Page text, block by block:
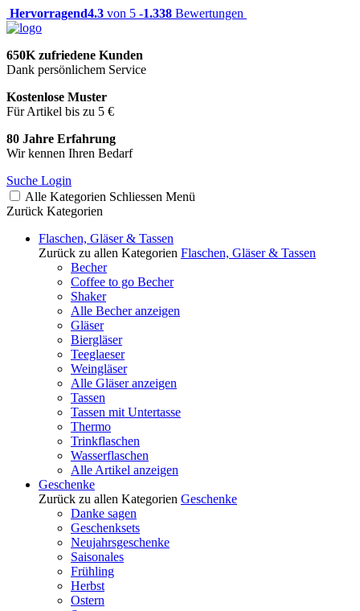
Hervorragend4.3 von 5 -1.338 Bewertungen
650K zufriedene Kunden
Dank persönlichem Service
Kostenlose Muster
Für Artikel bis zu 5 €
80 Jahre Erfahrung
Wir kennen Ihren Bedarf
Suche Login
Alle Kategorien Schliessen Menü
Zurück Kategorien
Flaschen, Gläser & Tassen
Zurück zu allen Kategorien Flaschen, Gläser & Tassen
Becher
Coffee to go Becher
Shaker
Alle Becher anzeigen
Gläser
Biergläser
Teeglaeser
Weingläser
Alle Gläser anzeigen
Tassen
Tassen mit Untertasse
Thermo
Trinkflaschen
Wasserflaschen
Alle Artikel anzeigen
Geschenke
Zurück zu allen Kategorien Geschenke
Danke sagen
Geschenksets
Neujahrsgeschenke
Saisonales
Frühling
Herbst
Ostern